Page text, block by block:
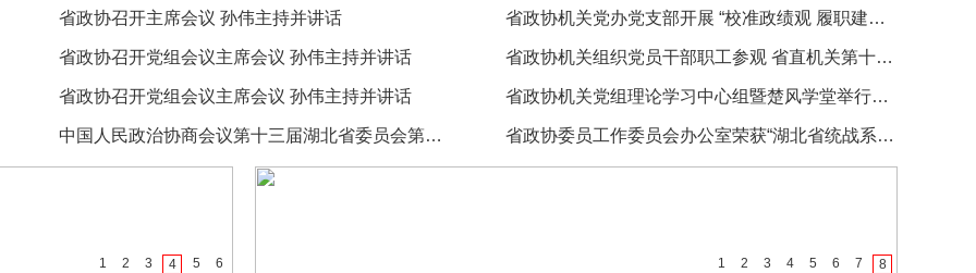
省政协召开主席会议 孙伟主持并讲话
省政协召开党组会议主席会议 孙伟主持并讲话
省政协召开党组会议主席会议 孙伟主持并讲话
中国人民政治协商会议第十三届湖北省委员会第四次会议政治决议
省政协机关党办党支部开展 “校准政绩观 履职建新功”大讨论
省政协机关组织党员干部职工参观 省直机关第十二届“清风颂”廉政书画展
省政协机关党组理论学习中心组暨楚风学堂举行集体学习
省政协委员工作委员会办公室荣获“湖北省统战系统先进集体”称号
1 2 3 4 5 6 1 2 3 4 5 6 7 8